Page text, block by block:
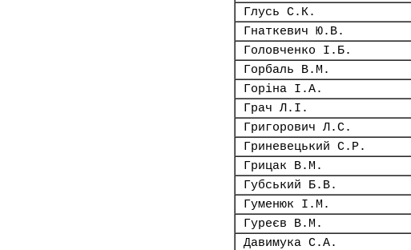
Глусь С.К.
Гнаткевич Ю.В.
Головченко І.Б.
Горбаль В.М.
Горіна І.А.
Грач Л.І.
Григорович Л.С.
Гриневецький С.Р.
Грицак В.М.
Губський Б.В.
Гуменюк І.М.
Гуреєв В.М.
Давимука С.А.